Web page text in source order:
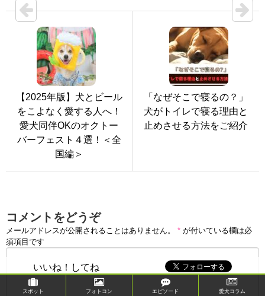
いいね！してね
【2025年版】犬とビール
をこよなく愛する人へ！
愛犬同伴OKのオクトー
バーフェスト４選！＜全
国編＞
「なぜそこで寝るの？」
犬がトイレで寝る理由と
止めさせる方法をご紹介
コメントをどうぞ
メールアドレスが公開されることはありません。 * が付いている欄は必
須項目です
スポット フォトコン エピソード 愛犬コラム